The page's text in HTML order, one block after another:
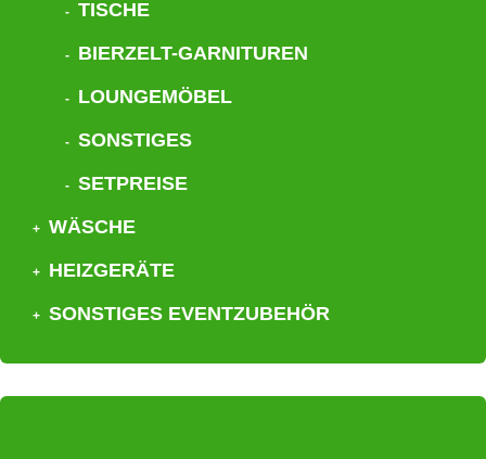
TISCHE
BIERZELT-GARNITUREN
LOUNGEMÖBEL
SONSTIGES
SETPREISE
WÄSCHE
HEIZGERÄTE
SONSTIGES EVENTZUBEHÖR